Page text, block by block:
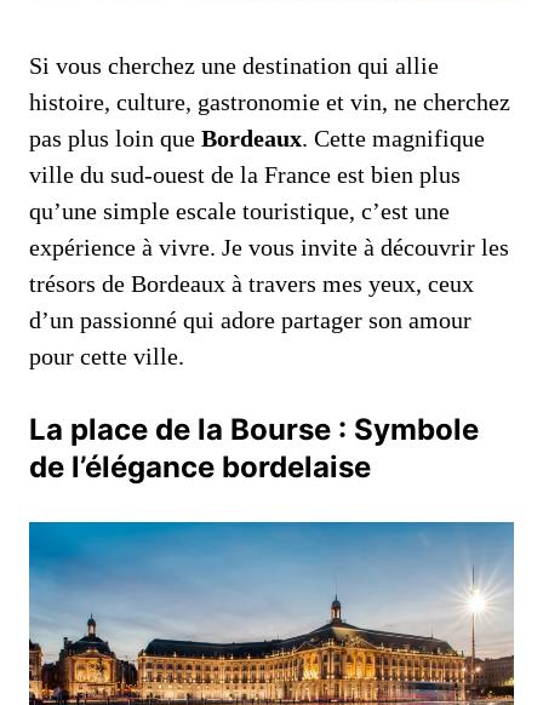
Si vous cherchez une destination qui allie
histoire, culture, gastronomie et vin, ne cherchez
pas plus loin que Bordeaux. Cette magnifique
ville du sud-ouest de la France est bien plus
qu’une simple escale touristique, c’est une
expérience à vivre. Je vous invite à découvrir les
trésors de Bordeaux à travers mes yeux, ceux
d’un passionné qui adore partager son amour
pour cette ville.
La place de la Bourse : Symbole
de l’élégance bordelaise